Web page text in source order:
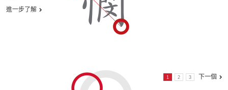
進一步了解
1 2 3 下一個